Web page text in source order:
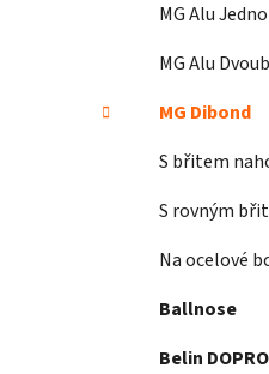
MG Alu
MG Alu
MG Dibond
S břitem
S rovným
Na ocelové
Ballnose
Belin